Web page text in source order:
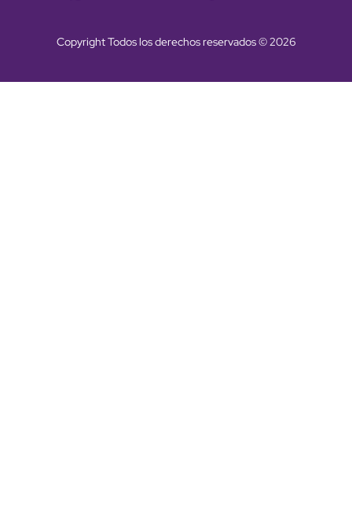
Copyright Todos los derechos reservados © 2026